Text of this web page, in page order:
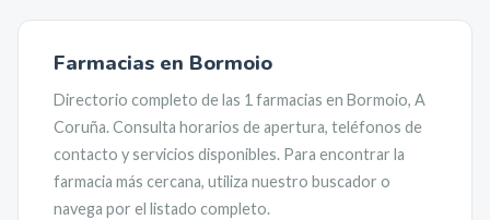
Farmacias en Bormoio
Directorio completo de las 1 farmacias en Bormoio, A
Coruña. Consulta horarios de apertura, teléfonos de
contacto y servicios disponibles. Para encontrar la
farmacia más cercana, utiliza nuestro buscador o
navega por el listado completo.